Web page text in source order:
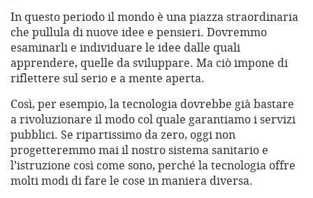
In questo periodo il mondo è una piazza straordinaria
che pullula di nuove idee e pensieri. Dovremmo
esaminarli e individuare le idee dalle quali
apprendere, quelle da sviluppare. Ma ciò impone di
riflettere sul serio e a mente aperta.
Così, per esempio, la tecnologia dovrebbe già bastare
a rivoluzionare il modo col quale garantiamo i servizi
pubblici. Se ripartissimo da zero, oggi non
progetteremmo mai il nostro sistema sanitario e
l’istruzione così come sono, perché la tecnologia offre
molti modi di fare le cose in maniera diversa.